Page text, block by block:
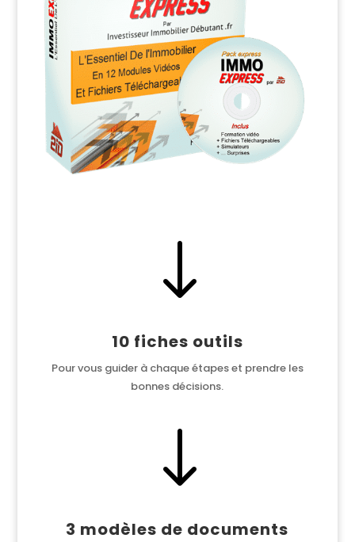
"
10 fiches outils
Pour vous guider à chaque étapes et prendre les
bonnes décisions.
"
3 modèles de documents